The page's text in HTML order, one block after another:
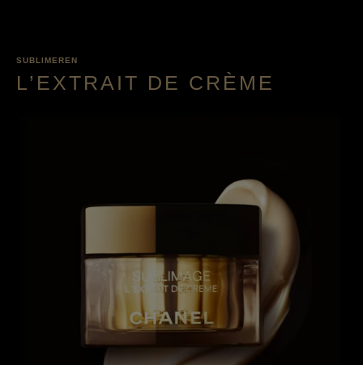
SUBLIMEREN
L’EXTRAIT DE CRÈME